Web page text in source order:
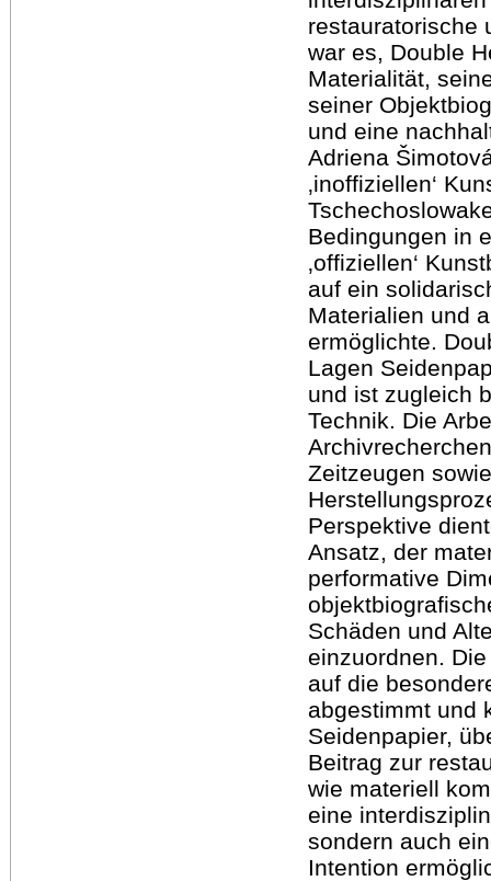
restauratorische
war es, Double
Materialität,
seiner
und eine
Adriena
‚inoffiziellen‘
Bedingungen in
‚offiziellen‘
auf ein
Materialien und
ermöglichte.
Lagen
und ist zugleich
Technik. Die
Zeitzeugen
Perspektive
Ansatz, der
performative
Schäden und
einzuordnen.
auf die
abgestimmt und
Seidenpapier,
Beitrag zur
wie materiell
eine
sondern auch
Intention